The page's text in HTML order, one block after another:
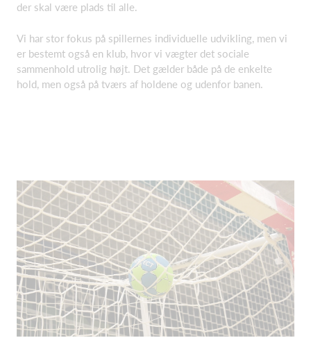
der skal være plads til alle.
Vi har stor fokus på spillernes individuelle udvikling, men vi
er bestemt også en klub, hvor vi vægter det sociale
sammenhold utrolig højt. Det gælder både på de enkelte
hold, men også på tværs af holdene og udenfor banen.